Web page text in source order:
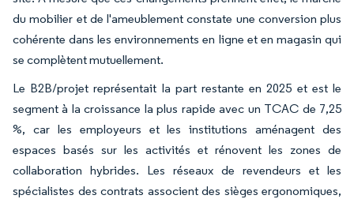
du mobilier et de l'ameublement constate une conversion plus
cohérente dans les environnements en ligne et en magasin qui
se complètent mutuellement.
Le B2B/projet représentait la part restante en 2025 et est le
segment à la croissance la plus rapide avec un TCAC de 7,25
%, car les employeurs et les institutions aménagent des
espaces basés sur les activités et rénovent les zones de
collaboration hybrides. Les réseaux de revendeurs et les
spécialistes des contrats associent des sièges ergonomiques,